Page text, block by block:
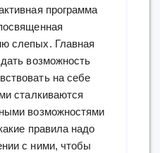
программа
слепых. Главная
возможность
на себе
сталкиваются
возможностями
правила надо
с ними, чтобы